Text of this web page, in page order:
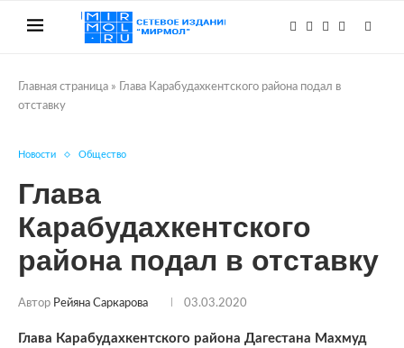
Главная страница »
Глава Карабудахкентского района подал в
отставку
Новости Общество
Глава
Карабудахкентского
района подал в отставку
Автор Рейяна Саркарова 03.03.2020
Глава Карабудахкентского района Дагестана Махмуд